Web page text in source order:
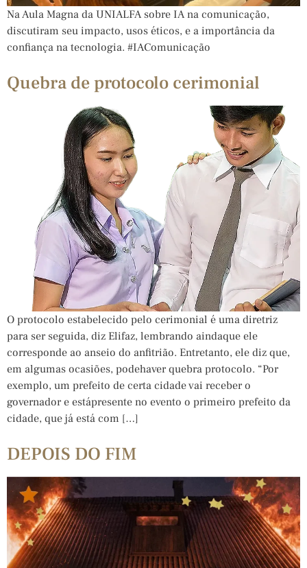
Na Aula Magna da UNIALFA sobre IA na comunicação,
discutiram seu impacto, usos éticos, e a importância da
confiança na tecnologia. #IAComunicação
Quebra de protocolo cerimonial
O protocolo estabelecido pelo cerimonial é uma diretriz
para ser seguida, diz Elifaz, lembrando aindaque ele
corresponde ao anseio do anfitrião. Entretanto, ele diz que,
em algumas ocasiões, podehaver quebra protocolo. “Por
exemplo, um prefeito de certa cidade vai receber o
governador e estápresente no evento o primeiro prefeito da
cidade, que já está com […]
DEPOIS DO FIM